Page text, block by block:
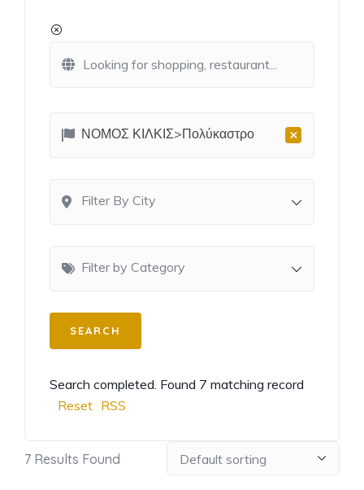
×
ΝΟΜΟΣ ΚΙΛΚΙΣ>Πολύκαστρο
Filter By City
Filter by Category
Search completed. Found 7 matching record
Reset RSS
7 Results Found